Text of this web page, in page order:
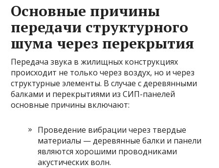
Основные причины
передачи структурного
шума через перекрытия
Передача звука в жилищных конструкциях
происходит не только через воздух, но и через
структурные элементы. В случае с деревянными
балками и перекрытиями из СИП-панелей
основные причины включают:
Проведение вибрации через твердые
материалы — деревянные балки и панели
являются хорошими проводниками
акустических волн.